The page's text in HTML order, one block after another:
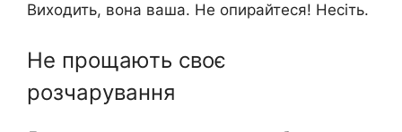
Виходить, вона ваша. Не опирайтеся! Несіть.
Не прощають своє
розчарування